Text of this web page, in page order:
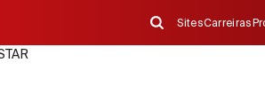
SitesCarreiras